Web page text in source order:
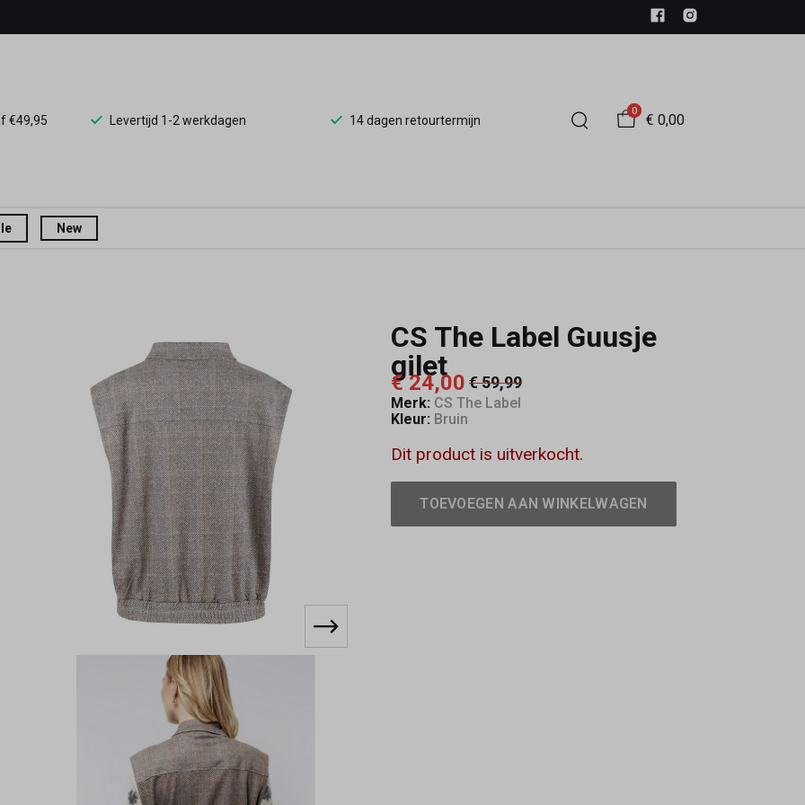
€49,95 Levertijd 1-2 werkdagen 14 dagen retourtermijn
0
€ 0,00
New
CS The Label Guusje
gilet
€ 24,00 € 59,99
Merk: CS The Label
Kleur: Bruin
Dit product is uitverkocht.
TOEVOEGEN AAN WINKELWAGEN